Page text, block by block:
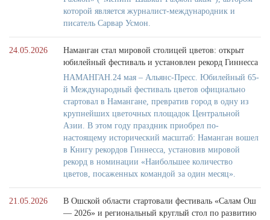
которой является журналист-международник и
писатель Сарвар Усмон.
24.05.2026
Наманган стал мировой столицей цветов: открыт
юбилейный фестиваль и установлен рекорд Гиннесса
НАМАНГАН.24 мая – Альянс-Пресс. Юбилейный 65-
й Международный фестиваль цветов официально
стартовал в Намангане, превратив город в одну из
крупнейших цветочных площадок Центральной
Азии. В этом году праздник приобрел по-
настоящему исторический масштаб: Наманган вошел
в Книгу рекордов Гиннесса, установив мировой
рекорд в номинации «Наибольшее количество
цветов, посаженных командой за один месяц».
21.05.2026
В Ошской области стартовали фестиваль «Салам Ош
— 2026» и региональный круглый стол по развитию